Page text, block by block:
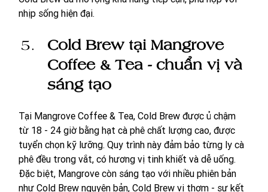
nhịp sống hiện đại.
Cold Brew tại Mangrove
Coffee & Tea - chuẩn vị và
sáng tạo
Tại Mangrove Coffee & Tea, Cold Brew được ủ chậm
từ 18 - 24 giờ bằng hạt cà phê chất lượng cao, được
tuyển chọn kỹ lưỡng. Quy trình này đảm bảo từng ly cà
phê đều trong vắt, có hương vị tinh khiết và dễ uống.
Đặc biệt, Mangrove còn sáng tạo với nhiều phiên bản
như Cold Brew nguyên bản, Cold Brew vị thơm - sự kết